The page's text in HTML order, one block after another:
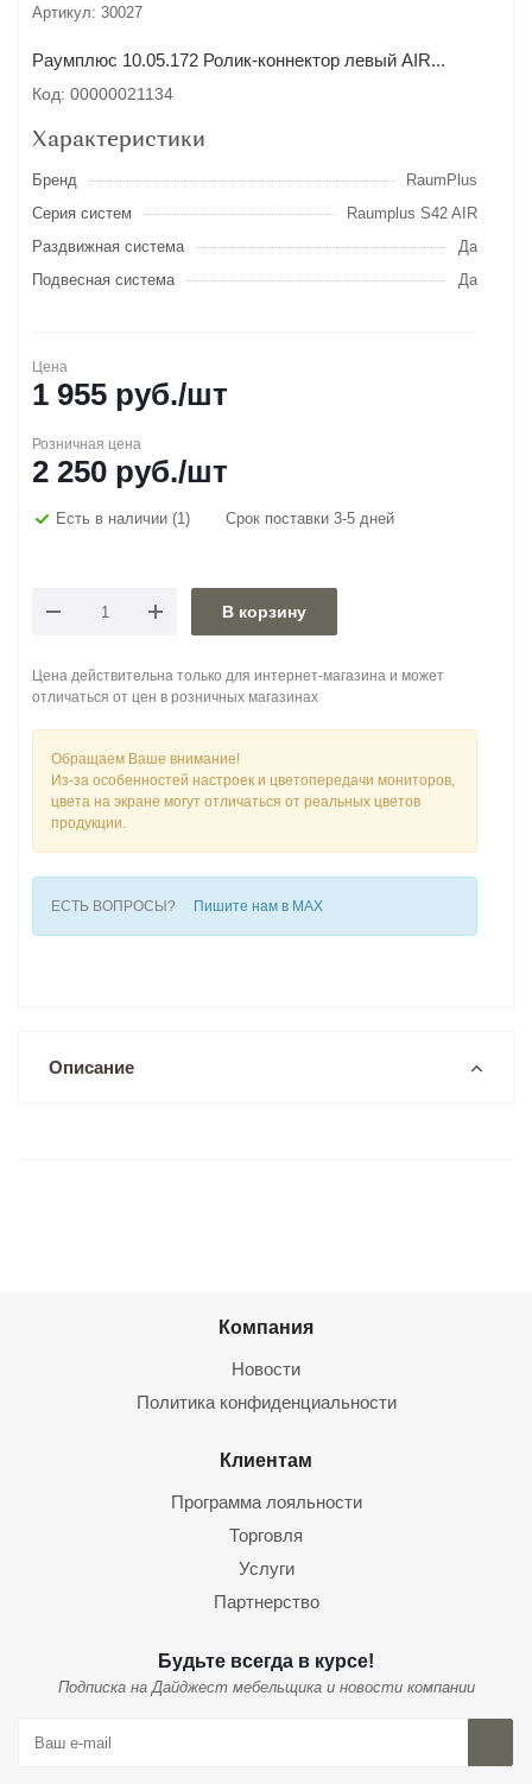
Артикул: 30027
Раумплюс 10.05.172 Ролик-коннектор левый AIR...
Код: 00000021134
Характеристики
Бренд
RaumPlus
Серия систем
Raumplus S42 AIR
Раздвижная система
Да
Подвесная система
Да
Цена
1 955 руб./шт
Розничная цена
2 250 руб./шт
Есть в наличии (1) Срок поставки 3-5 дней
В корзину
Цена действительна только для интернет-магазина и может
отличаться от цен в розничных магазинах
Обращаем Ваше внимание!
Из-за особенностей настроек и цветопередачи мониторов,
цвета на экране могут отличаться от реальных цветов
продукции.
ЕСТЬ ВОПРОСЫ? Пишите нам в MAX
Описание
Компания
Новости
Политика конфиденциальности
Клиентам
Программа лояльности
Торговля
Услуги
Партнерство
Будьте всегда в курсе!
Подписка на Дайджест мебельщика и новости компании